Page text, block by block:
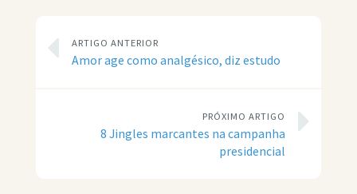
ARTIGO ANTERIOR
Amor age como analgésico, diz estudo
PRÓXIMO ARTIGO
8 Jingles marcantes na campanha
presidencial